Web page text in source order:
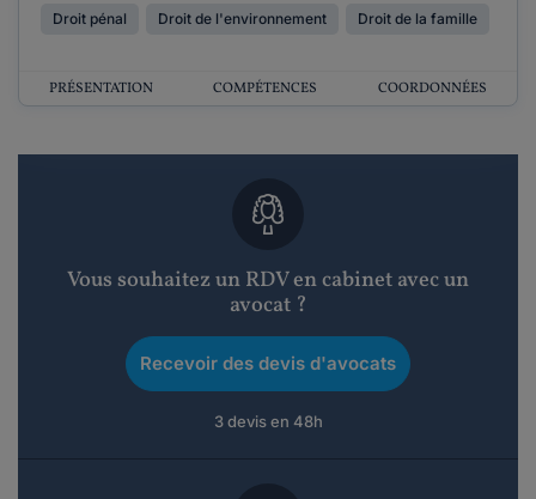
Droit pénal Droit de l'environnement Droit de la famille
PRÉSENTATION COMPÉTENCES COORDONNÉES
Vous souhaitez un RDV en cabinet avec un
avocat ?
Recevoir des devis d'avocats
3 devis en 48h